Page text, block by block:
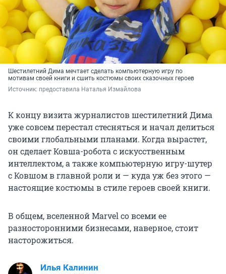
Шестилетний Дима мечтает сделать компьютерную игру по
мотивам своей книги и сшить костюмы своих сказочных героев
Источник: предоставила Наталья Измайлова
К концу визита журналистов шестилетний Дима
уже совсем перестал стесняться и начал делиться
своими глобальными планами. Когда вырастет,
он сделает Ковша-робота с искусственным
интеллектом, а также компьютерную игру-шутер
с Ковшом в главной роли и — куда уж без этого —
настоящие костюмы в стиле героев своей книги.
В общем, вселенной Marvel со всеми ее
разносторонними бизнесами, наверное, стоит
насторожиться.
Илья Калинин